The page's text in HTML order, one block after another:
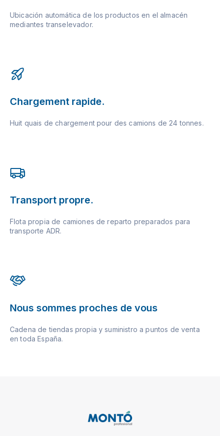
Ubicación automática de los productos en el almacén
mediantes transelevador.
Chargement rapide.
Huit quais de chargement pour des camions de 24 tonnes.
Transport propre.
Flota propia de camiones de reparto preparados para
transporte ADR.
Nous sommes proches de vous
Cadena de tiendas propia y suministro a puntos de venta
en toda España.